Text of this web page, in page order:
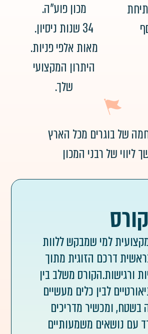
מכון פוע"ה.
34 שנות ניסיון.
מאות אלפי פניות.
היתרון המקצועי
שלך.
של בוגרים מכל הארץ
ליווי של רבני המכון
למי שמבקש ללוות
דרכם הזוגית מתוך
ורגישות.הקורס משלב בין
לבין כלים מעשיים
בשטח, ומכשיר מדריכים
עם נושאים משמעותיים